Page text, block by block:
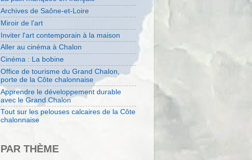
Archives de Saône-et-Loire
Miroir de l'art
Inviter l'art contemporain à la maison
Aller au cinéma à Chalon
Cinéma : La bobine
Office de tourisme du Grand Chalon,
porte de la Côte chalonnaise
Apprendre le développement durable
avec le Grand Chalon
Tout sur les pelouses calcaires de la Côte
chalonnaise
PAR THÈME